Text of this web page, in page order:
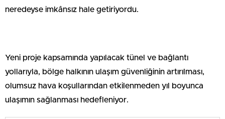
neredeyse imkânsız hale getiriyordu.
Yeni proje kapsamında yapılacak tünel ve bağlantı
yollarıyla, bölge halkının ulaşım güvenliğinin artırılması,
olumsuz hava koşullarından etkilenmeden yıl boyunca
ulaşımın sağlanması hedefleniyor.